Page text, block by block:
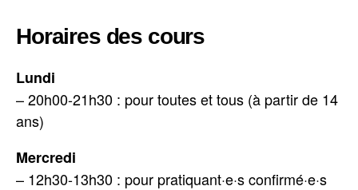
Horaires des cours
Lundi
– 20h00-21h30 : pour toutes et tous (à partir de 14
ans)
Mercredi
– 12h30-13h30 : pour pratiquant·e·s confirmé·e·s